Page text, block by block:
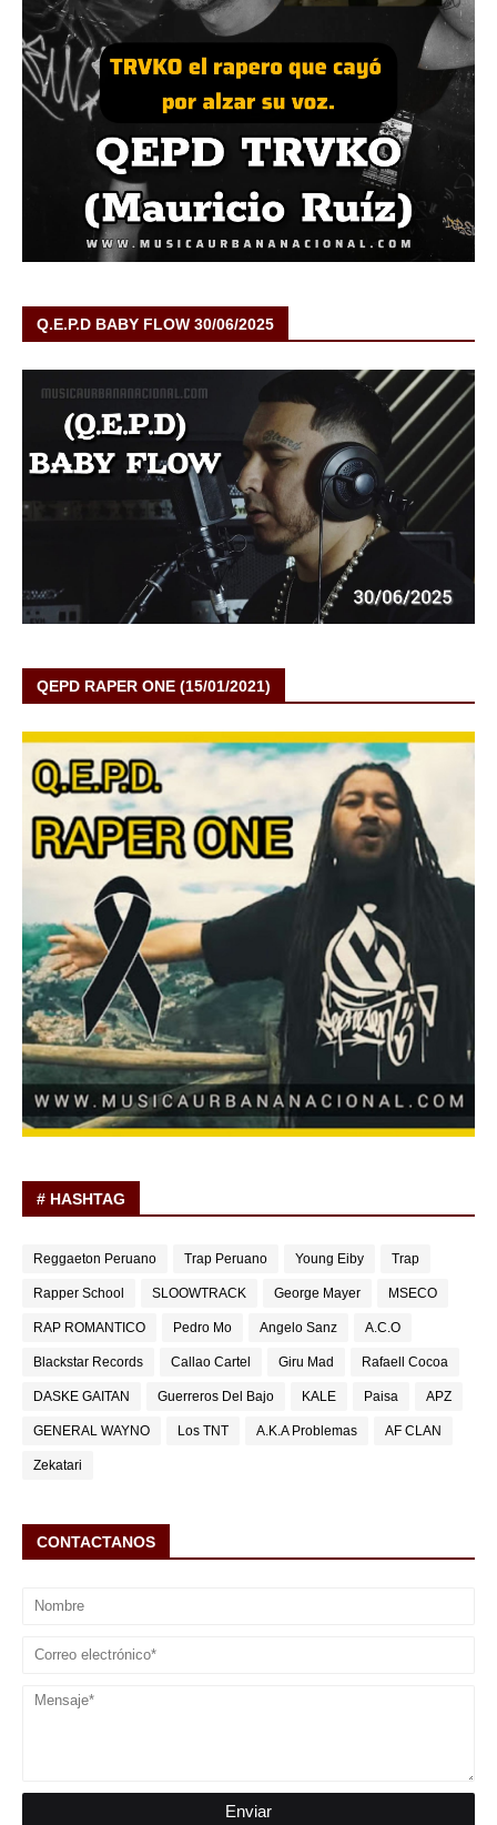
Q.E.P.D BABY FLOW 30/06/2025
QEPD RAPER ONE (15/01/2021)
# HASHTAG
Reggaeton Peruano Trap Peruano Young Eiby Trap
Rapper School SLOOWTRACK George Mayer MSECO
RAP ROMANTICO Pedro Mo Angelo Sanz A.C.O
Blackstar Records Callao Cartel Giru Mad Rafaell Cocoa
DASKE GAITAN Guerreros Del Bajo KALE Paisa APZ
GENERAL WAYNO Los TNT A.K.A Problemas AF CLAN
Zekatari
CONTACTANOS